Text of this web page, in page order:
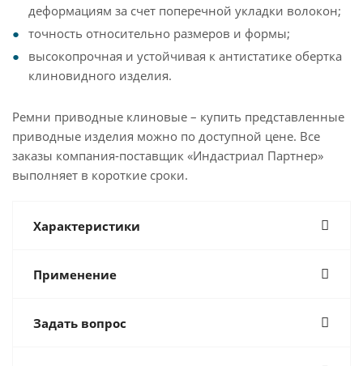
деформациям за счет поперечной укладки волокон;
точность относительно размеров и формы;
высокопрочная и устойчивая к антистатике обертка
клиновидного изделия.
Ремни приводные клиновые – купить представленные
приводные изделия можно по доступной цене. Все
заказы компания-поставщик «Индастриал Партнер»
выполняет в короткие сроки.
Характеристики
Применение
Задать вопрос